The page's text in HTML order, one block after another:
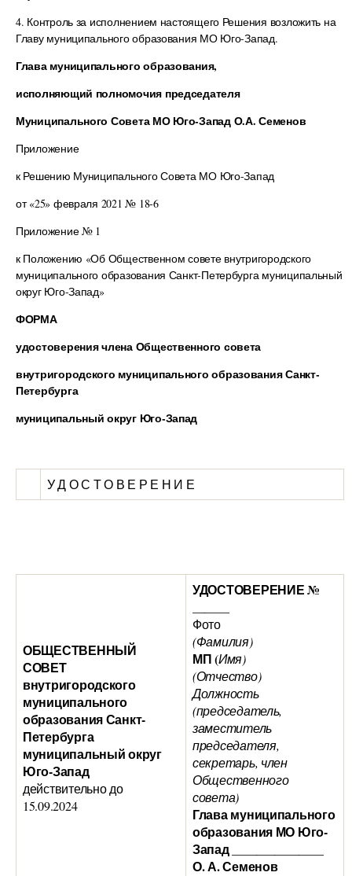
4. Контроль за исполнением настоящего Решения возложить на
Главу муниципального образования МО Юго-Запад.
Глава муниципального образования,
исполняющий полномочия председателя
Муниципального Совета МО Юго-Запад О.А. Семенов
Приложение
к Решению Муниципального Совета МО Юго-Запад
от «25» февраля 2021 № 18-6
Приложение № 1
к Положению «Об Общественном совете внутригородского
муниципального образования Санкт-Петербурга муниципальный
округ Юго-Запад»
ФОРМА
удостоверения члена Общественного совета
внутригородского муниципального образования Санкт-
Петербурга
муниципальный округ Юго-Запад
У Д О С Т О В Е Р Е Н И Е
ОБЩЕСТВЕННЫЙ
СОВЕТ
внутригородского
муниципального
образования Санкт-
Петербурга
муниципальный округ
Юго-Запад
действительно до
15.09.2024
УДОСТОВЕРЕНИЕ №
Фото
(Фамилия)
МП (Имя)
(Отчество)
Должность
(председатель,
заместитель
председателя,
секретарь, член
Общественного
совета)
Глава муниципального
образования МО Юго-
Запад _______________
О. А. Семенов